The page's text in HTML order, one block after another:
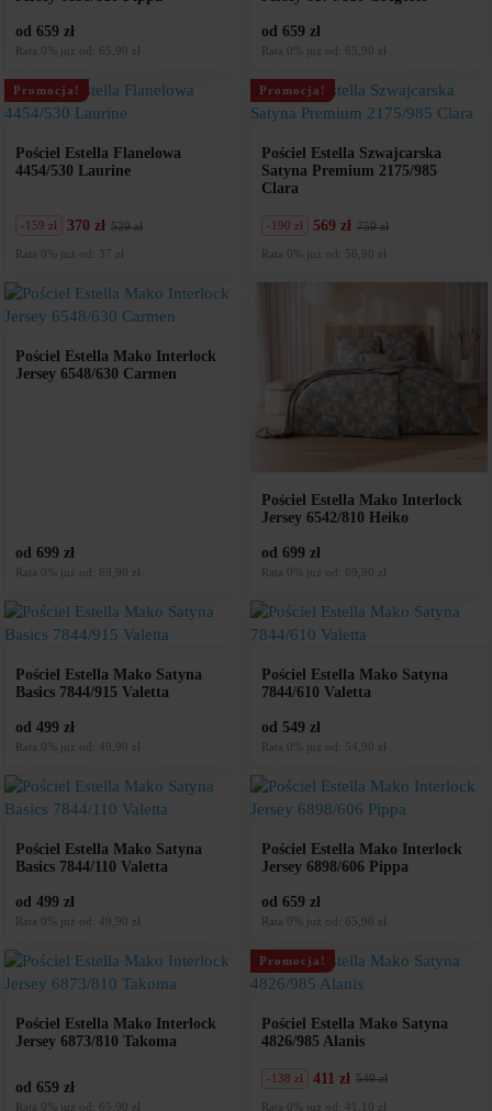
od 659 zł
Rata 0% już od: 65,90 zł
od 659 zł
Rata 0% już od: 65,90 zł
Promocja!
Pościel Estella Flanelowa
4454/530 Laurine
529 zł
Pierwotna
cena
529
zł.
370 zł
Aktualna
cena
370
zł.
-159 zł
Rata 0% już od: 37 zł
Promocja!
Pościel Estella Szwajcarska
Satyna Premium 2175/985
Clara
759 zł
Pierwotna
cena
759
569 zł
Aktualna
cena
569
-190 zł
Rata 0% już od: 56,90 zł
Pościel Estella Mako Interlock
Jersey 6548/630 Carmen
od 699 zł
Rata 0% już od: 69,90 zł
Pościel Estella Mako Interlock
Jersey 6542/810 Heiko
od 699 zł
Rata 0% już od: 69,90 zł
Pościel Estella Mako Satyna
Basics 7844/915 Valetta
od 499 zł
Rata 0% już od: 49,90 zł
Pościel Estella Mako Satyna
7844/610 Valetta
od 549 zł
Rata 0% już od: 54,90 zł
Pościel Estella Mako Satyna
Basics 7844/110 Valetta
od 499 zł
Rata 0% już od: 49,90 zł
Pościel Estella Mako Interlock
Jersey 6898/606 Pippa
od 659 zł
Rata 0% już od: 65,90 zł
Pościel Estella Mako Interlock
Jersey 6873/810 Takoma
od 659 zł
Rata 0% już od: 65,90 zł
Promocja!
Pościel Estella Mako Satyna
4826/985 Alanis
549 zł
Pierwotna
cena
411 zł
Aktualna
cena
-138 zł
Rata 0% już od: 41,10 zł